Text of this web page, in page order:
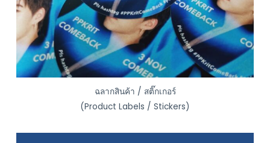
ฉลากสินค้า / สติ๊กเกอร์
(Product Labels / Stickers)